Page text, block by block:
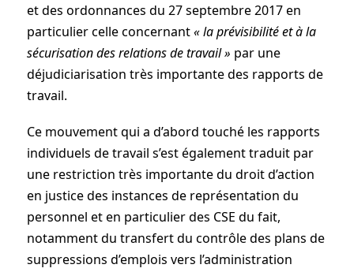
et des ordonnances du 27 septembre 2017 en
particulier celle concernant« la prévisibilité et à la
sécurisation des relations de travail » par une
déjudiciarisation très importante des rapports de
travail.
Ce mouvement qui a d’abord touché les rapports
individuels de travail s’est également traduit par
une restriction très importante du droit d’action
en justice des instances de représentation du
personnel et en particulier des CSE du fait,
notamment du transfert du contrôle des plans de
suppressions d’emplois vers l’administration